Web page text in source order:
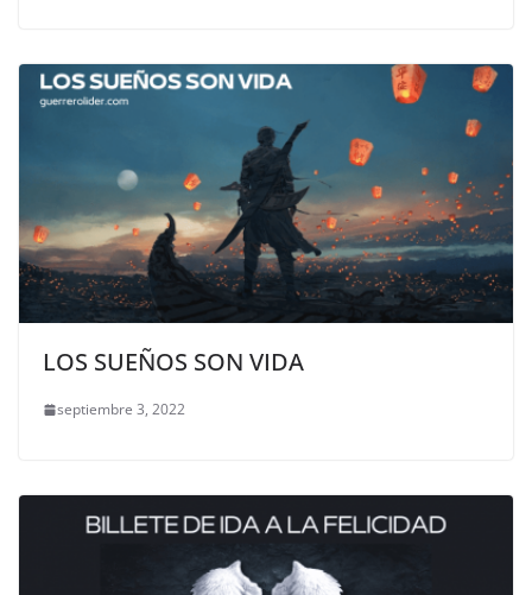
LOS SUEÑOS SON VIDA
septiembre 3, 2022